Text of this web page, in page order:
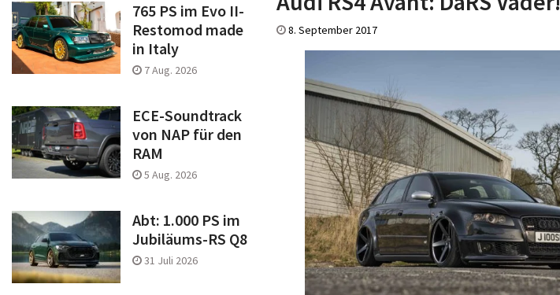
8. September 2017
765 PS im Evo II-
Restomod made
in Italy
7 Aug. 2026
ECE-Soundtrack
von NAP für den
RAM
5 Aug. 2026
Abt: 1.000 PS im
Jubiläums-RS Q8
31 Juli 2026